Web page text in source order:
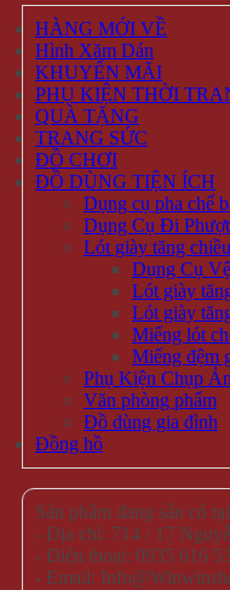
HÀNG MỚI VỀ
Hình Xăm Dán
KHUYẾN MÃI
PHỤ KIỆN THỜI
QUÀ TẶNG
TRANG SỨC
ĐỒ CHƠI
ĐỒ DÙNG TIỆN ÍCH
Dụng cụ pha chế
Dụng Cụ Đi Phượt
Lót giày tăng
Dụng Cụ
Lót giày
Lót giày
Miếng lót
Miếng đệm
Phụ Kiện Chụp
Văn phòng phẩm
Đồ dùng gia đình
Đồng hồ
Sản phẩm đang sẵn có tại
- Địa chỉ: 714 / 17
- Điện thoại: 0935 616
- Email: